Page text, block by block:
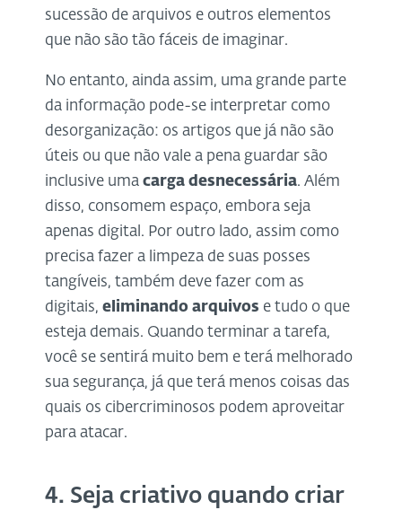
sucessão de arquivos e outros elementos
que não são tão fáceis de imaginar.
No entanto, ainda assim, uma grande parte
da informação pode-se interpretar como
desorganização: os artigos que já não são
úteis ou que não vale a pena guardar são
inclusive uma carga desnecessária. Além
disso, consomem espaço, embora seja
apenas digital. Por outro lado, assim como
precisa fazer a limpeza de suas posses
tangíveis, também deve fazer com as
digitais, eliminando arquivos e tudo o que
esteja demais. Quando terminar a tarefa,
você se sentirá muito bem e terá melhorado
sua segurança, já que terá menos coisas das
quais os cibercriminosos podem aproveitar
para atacar.
4. Seja criativo quando criar